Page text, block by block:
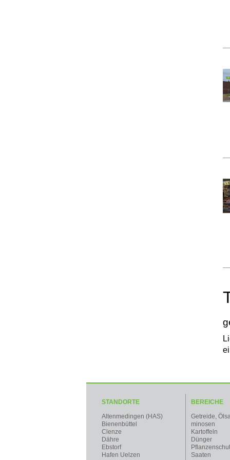
STANDORTE
Altenmedingen (HAS)
Bienenbüttel
Clenze
Dähre
Ebstorf
Hafen Uelzen
BEREICHE
Getreide,
minosen
Kartoffeln
Dünger
Saaten